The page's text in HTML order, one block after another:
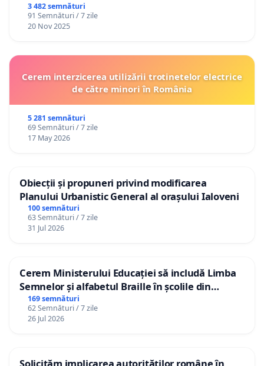
3 482 semnături
91 Semnături / 7 zile
20 Nov 2025
Cerem interzicerea utilizării trotinetelor electrice
de către minori în România
5 281 semnături
69 Semnături / 7 zile
17 May 2026
Obiecții și propuneri privind modificarea
Planului Urbanistic General al orașului Ialoveni
100 semnături
63 Semnături / 7 zile
31 Jul 2026
Cerem Ministerului Educației să includă Limba
Semnelor și alfabetul Braille în școlile din
Republica Moldova!
169 semnături
62 Semnături / 7 zile
26 Jul 2026